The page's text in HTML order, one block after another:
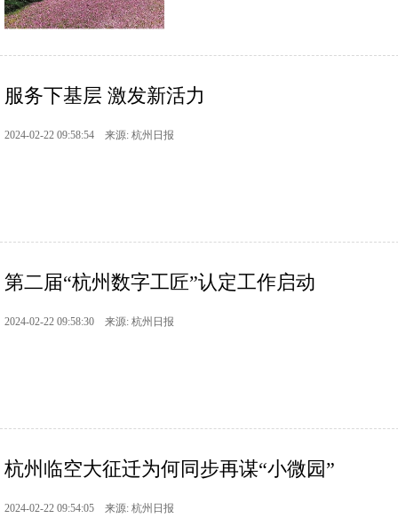
服务下基层 激发新活力
2024-02-22 09:58:54 来源: 杭州日报
第二届“杭州数字工匠”认定工作启动
2024-02-22 09:58:30 来源: 杭州日报
杭州临空大征迁为何同步再谋“小微园”
2024-02-22 09:54:05 来源: 杭州日报